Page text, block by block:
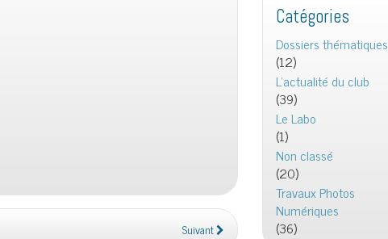
Suivant
Catégories
Dossiers thématiques
(12)
L'actualité du club
(39)
Le Labo
(1)
Non classé
(20)
Travaux Photos
Numériques
(36)